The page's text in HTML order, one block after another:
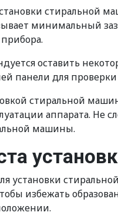
стиральной
минимальный
оставить
панели для
стиральной
аппарата.
машины.
установки
избежать